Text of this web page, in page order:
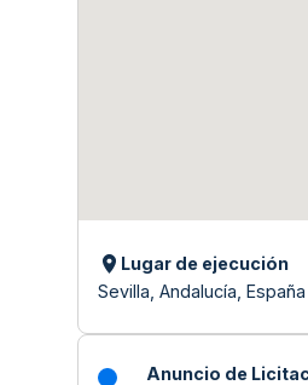
Lugar de ejecución
Sevilla, Andalucía, España
Anuncio de